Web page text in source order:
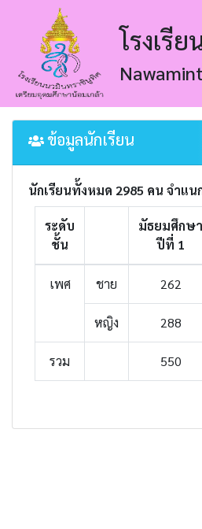
โรงเรี
ข้อมูลนักเรียน
นักเรียนทั้งหมด 2985 คน จำแน
ระดับ
ชั้น
มัธยมศึกษา
ปีที่ 1
เพศ ชาย 262
หญิง 288
รวม 550